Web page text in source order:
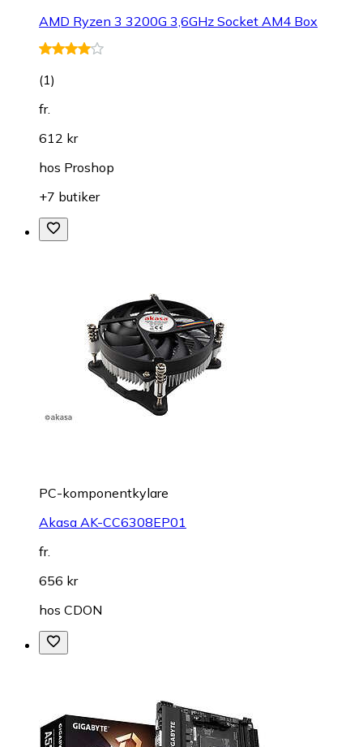
AMD Ryzen 3 3200G 3,6GHz Socket AM4 Box
(1)
fr.
612 kr
hos Proshop
+7 butiker
PC-komponentkylare
Akasa AK-CC6308EP01
fr.
656 kr
hos CDON